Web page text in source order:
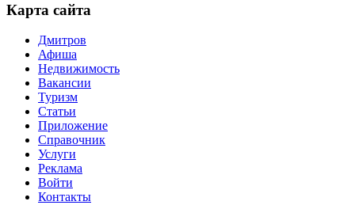
Карта сайта
Дмитров
Афиша
Недвижимость
Вакансии
Туризм
Статьи
Приложение
Справочник
Услуги
Реклама
Войти
Контакты